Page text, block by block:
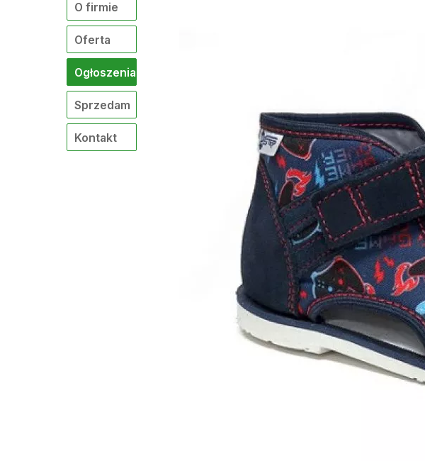
O firmie
Oferta
Ogłoszenia
Sprzedam
Kontakt